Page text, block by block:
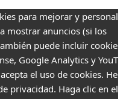
para mejorar y
mostrar anuncios (si los
puede incluir
Google Analytics y
el uso de cookies.
privacidad. Haga clic en el